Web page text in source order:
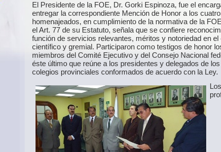
El Presidente de la FOE, Dr. Gorki Espinoza, fue el
entregar la correspondiente Mención de Honor a los cuatro
homenajeados, en cumplimiento de la normativa de la
el Art. 77 de su Estatuto, señala que se confiere
función de servicios relevantes, méritos y notoriedad en el
científico y gremial. Participaron como testigos de honor
miembros del Comité Ejecutivo y del Consejo Nacional
éste último que reúne a los presidentes y delegados de
colegios provinciales conformados de acuerdo con la Ley.
Los